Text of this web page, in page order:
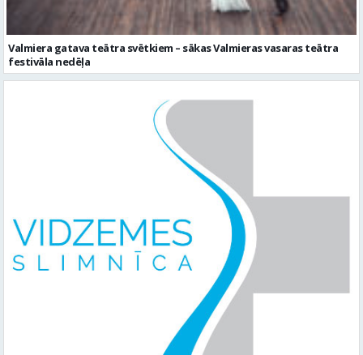
Valmiera gatava teātra svētkiem – sākas Valmieras vasaras teātra
festivāla nedēļa